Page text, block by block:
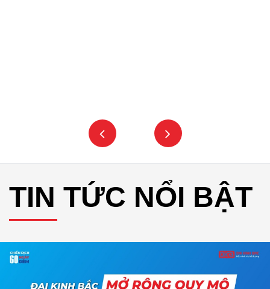
TIN TỨC NỔI BẬT